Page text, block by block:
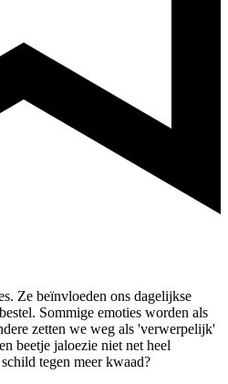
Ze beïnvloeden ons dagelijkse
Sommige emoties worden als
zetten we weg als 'verwerpelijk'
beetje jaloezie niet net heel
tegen meer kwaad?